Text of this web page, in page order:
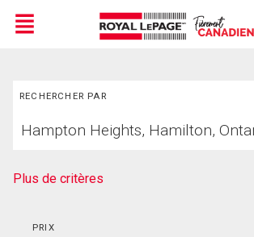
Menu
RECHERCHER PAR
votre
Plus de critères
PRIX